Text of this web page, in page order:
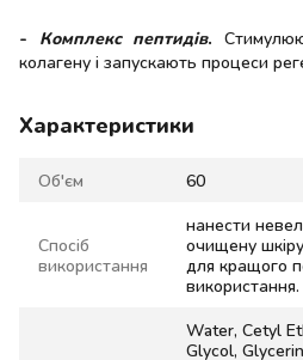
- Комплекс пептидів.
колагену і запускають процеси
Характеристики
Об'єм 60
Спосіб
використання
нанести
очищену
для кращого
використання.
Water, Cetyl
Glycol,